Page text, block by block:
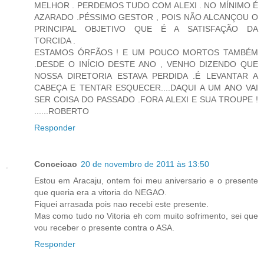
MELHOR . PERDEMOS TUDO COM ALEXI . NO MÍNIMO É
AZARADO .PÉSSIMO GESTOR , POIS NÃO ALCANÇOU O
PRINCIPAL OBJETIVO QUE É A SATISFAÇÃO DA
TORCIDA .
ESTAMOS ÓRFÃOS ! E UM POUCO MORTOS TAMBÉM
.DESDE O INÍCIO DESTE ANO , VENHO DIZENDO QUE
NOSSA DIRETORIA ESTAVA PERDIDA .É LEVANTAR A
CABEÇA E TENTAR ESQUECER....DAQUI A UM ANO VAI
SER COISA DO PASSADO .FORA ALEXI E SUA TROUPE !
......ROBERTO
Responder
Conceicao 20 de novembro de 2011 às 13:50
Estou em Aracaju, ontem foi meu aniversario e o presente
que queria era a vitoria do NEGAO.
Fiquei arrasada pois nao recebi este presente.
Mas como tudo no Vitoria eh com muito sofrimento, sei que
vou receber o presente contra o ASA.
Responder